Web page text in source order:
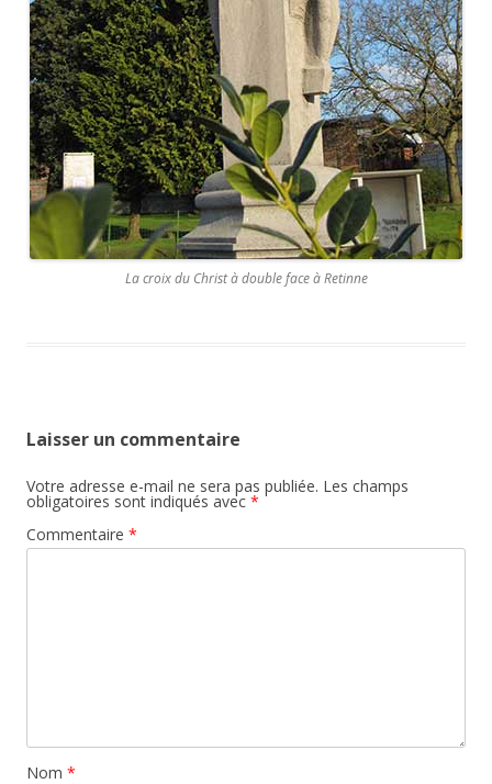
La croix du Christ à double face à Retinne
Laisser un commentaire
Votre adresse e-mail ne sera pas publiée. Les champs
obligatoires sont indiqués avec *
Commentaire *
Nom *